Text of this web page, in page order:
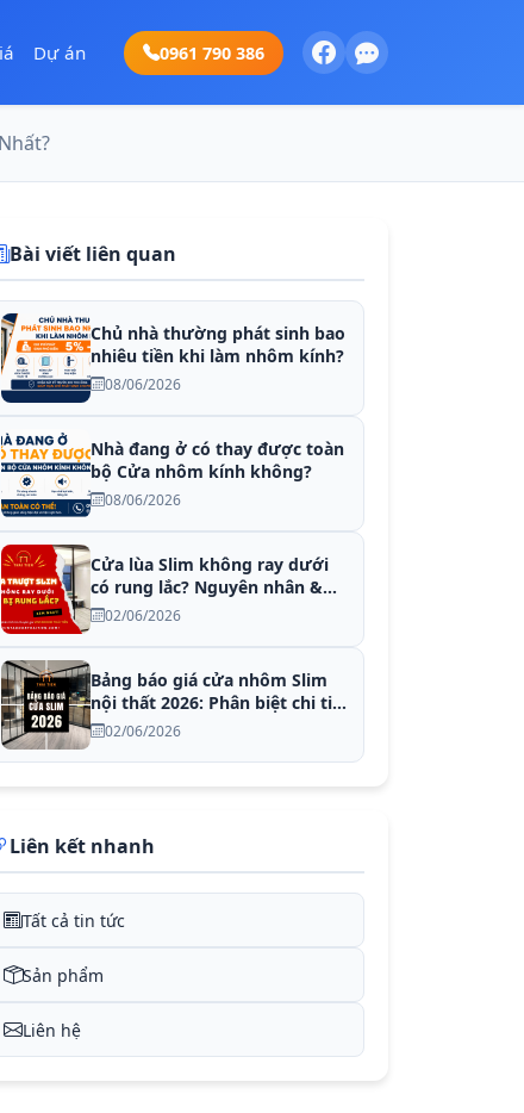
Dự án 0961 790 386
Bài viết liên quan
Chủ nhà thường phát sinh bao
nhiêu tiền khi làm nhôm kính?
08/06/2026
Nhà đang ở có thay được toàn
bộ Cửa nhôm kính không?
08/06/2026
Cửa lùa Slim không ray dưới
có rung lắc? Nguyên nhân &
Khắc phục
02/06/2026
Bảng báo giá cửa nhôm Slim
nội thất 2026: Phân biệt chi tiết
hệ có ray dưới và ray treo trần
02/06/2026
Liên kết nhanh
Tất cả tin tức
Sản phẩm
Liên hệ